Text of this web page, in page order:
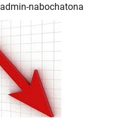
admin-nabochatona